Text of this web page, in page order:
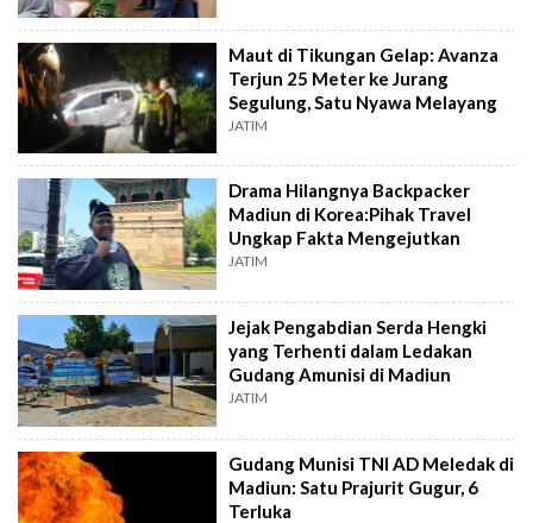
Maut di Tikungan Gelap: Avanza
Terjun 25 Meter ke Jurang
Segulung, Satu Nyawa Melayang
JATIM
Drama Hilangnya Backpacker
Madiun di Korea:Pihak Travel
Ungkap Fakta Mengejutkan
JATIM
Jejak Pengabdian Serda Hengki
yang Terhenti dalam Ledakan
Gudang Amunisi di Madiun
JATIM
Gudang Munisi TNI AD Meledak di
Madiun: Satu Prajurit Gugur, 6
Terluka